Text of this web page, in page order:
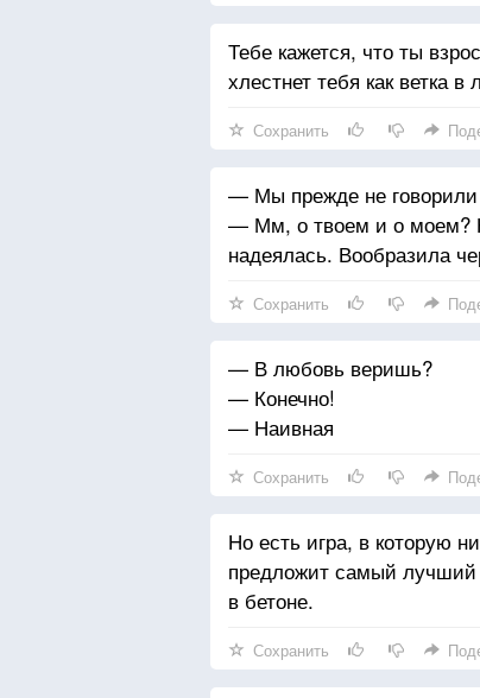
Тебе кажется, что ты
хлестнет тебя как ветка
Сохранить
— Мы прежде не
— Мм, о твоем и о моем?
надеялась. Вообразила
Сохранить
— В любовь веришь?
— Конечно!
— Наивная
Сохранить
Но есть игра, в которую
предложит самый лучший
в бетоне.
Сохранить